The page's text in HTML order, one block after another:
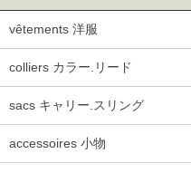
vêtements 洋服
colliers カラー.リード
sacs キャリー.スリング
accessoires 小物